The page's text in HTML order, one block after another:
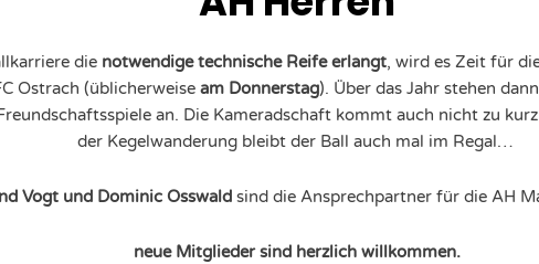
die notwendige technische Reife erlangt, wird es Zeit für
Ostrach (üblicherweise am Donnerstag). Über das Jahr stehen
an. Die Kameradschaft kommt auch nicht zu
der Kegelwanderung bleibt der Ball auch mal im Regal…
Vogt und Dominic Osswaldsind die Ansprechpartner für die AH
neue Mitglieder sind herzlich willkommen.